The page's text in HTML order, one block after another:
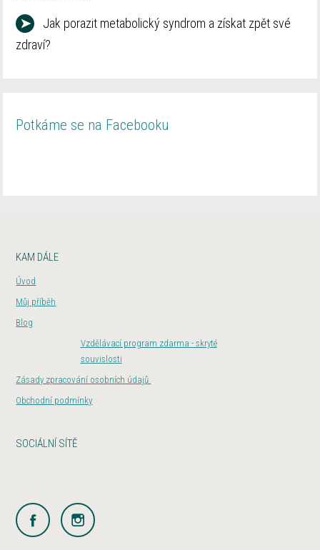
➤
Jak porazit metabolický syndrom a získat zpět své
zdraví?
Potkáme se na Facebooku
KAM DÁLE
Úvod
Můj příběh
Blog
Vzdělávací program zdarma - skryté
souvislosti
Zásady zpracování osobních údajů
Obchodní podmínky
SOCIÁLNÍ SÍTĚ